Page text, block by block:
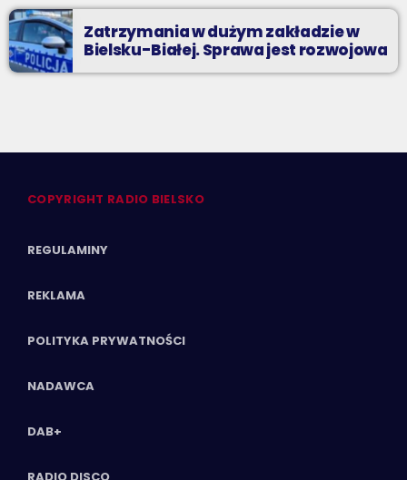
Zatrzymania w dużym zakładzie w
Bielsku-Białej. Sprawa jest rozwojowa
COPYRIGHT RADIO BIELSKO
REGULAMINY
REKLAMA
POLITYKA PRYWATNOŚCI
NADAWCA
DAB+
RADIO DISCO